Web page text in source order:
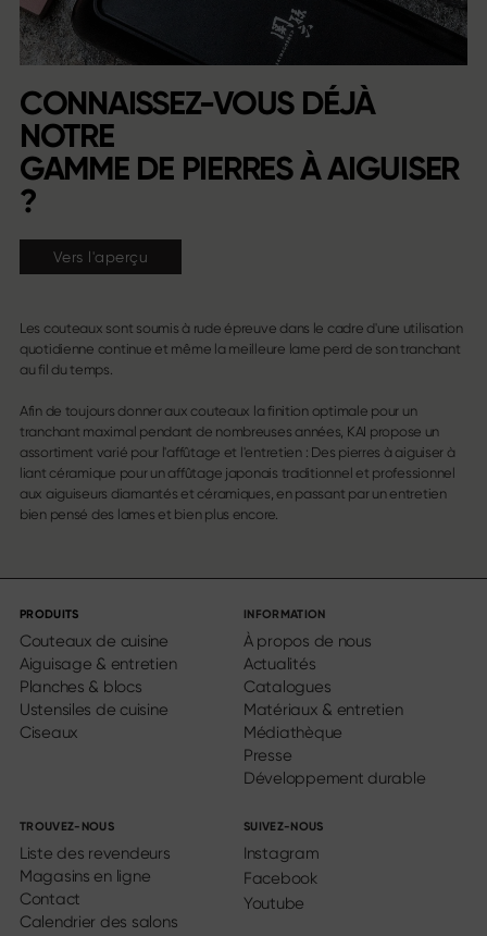
CONNAISSEZ-VOUS DÉJÀ
NOTRE
GAMME DE PIERRES À AIGUISER
?
Vers l'aperçu
Les couteaux sont soumis à rude épreuve dans le cadre d'une utilisation
quotidienne continue et même la meilleure lame perd de son tranchant
au fil du temps.
Afin de toujours donner aux couteaux la finition optimale pour un
tranchant maximal pendant de nombreuses années, KAI propose un
assortiment varié pour l'affûtage et l'entretien : Des pierres à aiguiser à
liant céramique pour un affûtage japonais traditionnel et professionnel
aux aiguiseurs diamantés et céramiques, en passant par un entretien
bien pensé des lames et bien plus encore.
PRODUITS
Couteaux de cuisine
Aiguisage & entretien
Planches & blocs
Ustensiles de cuisine
Ciseaux
INFORMATION
À propos de nous
Actualités
Catalogues
Matériaux & entretien
Médiathèque
Presse
Développement durable
TROUVEZ-NOUS
Liste des revendeurs
Magasins en ligne
Contact
Calendrier des salons
SUIVEZ-NOUS
Instagram
Facebook
Youtube